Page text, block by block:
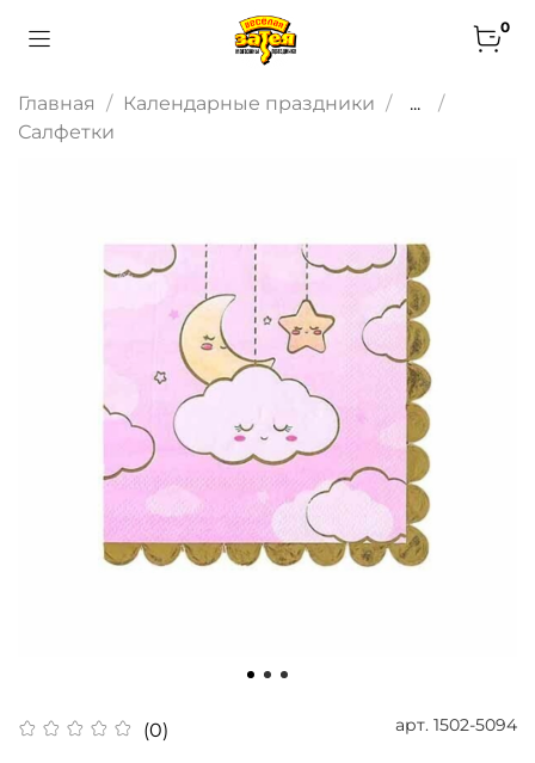
0
Главная Календарные праздники
...
Салфетки
(0) арт. 1502-5094